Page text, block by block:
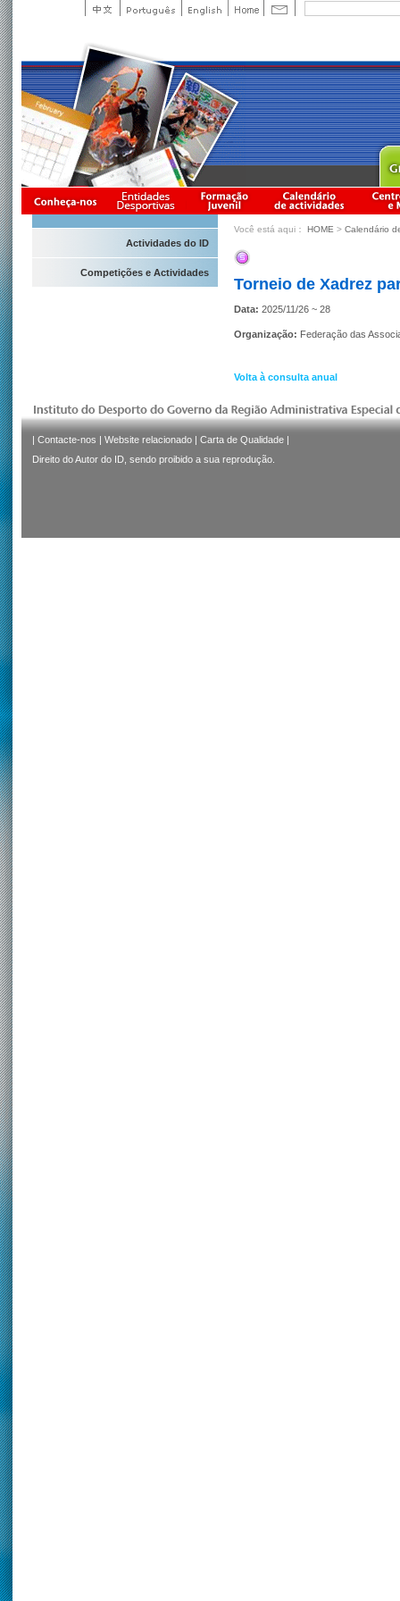
Actividades do ID
Competições e Actividades
Você está aqui： HOME > Calendário
Torneio de Xadrez
Data: 2025/11/26 ~ 28
Organização: Federação das
Volta à consulta anual
| Contacte-nos | Website relacionado | Carta de Qualidade |
Direito do Autor do ID, sendo proibido a sua reprodução.